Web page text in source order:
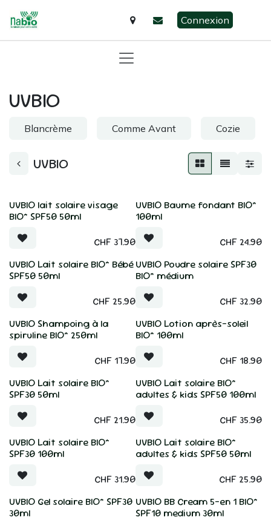
Connexion
UVBIO
Blancrème Comme Avant Cozie
UVBIO
UVBIO lait solaire visage
BIO* SPF50 50ml
CHF37.90
UVBIO Baume fondant BIO*
100ml
CHF24.90
UVBIO Lait solaire BIO* Bébé
SPF50 50ml
CHF25.90
UVBIO Poudre solaire SPF30
BIO* médium
CHF32.90
UVBIO Shampoing à la
spiruline BIO* 250ml
CHF 17.90
UVBIO Lotion après-soleil
BIO* 100ml
CHF 18.90
UVBIO Lait solaire BIO*
SPF30 50ml
CHF21.90
UVBIO Lait solaire BIO*
adultes & kids SPF50 100ml
CHF35.90
UVBIO Lait solaire BIO*
SPF30 100ml
CHF31.90
UVBIO Lait solaire BIO*
adultes & kids SPF50 50ml
CHF25.90
UVBIO Gel solaire BIO* SPF30
30ml
UVBIO BB Cream 5-en 1 BIO*
SPF10 medium 30ml